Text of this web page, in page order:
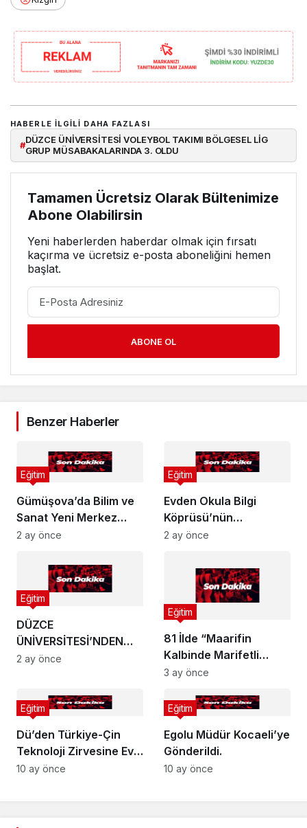
HABERLE ILGILI DAHA FAZLASI
#DÜZCE ÜNİVERSİTESİ VOLEYBOL TAKIMI BÖLGESEL LİG
GRUP MÜSABAKALARINDA 3. OLDU
Tamamen Ücretsiz Olarak Bültenimize
Abone Olabilirsin
Yeni haberlerden haberdar olmak için fırsatı
kaçırma ve ücretsiz e-posta aboneliğini hemen
başlat.
ABONE OL
Benzer Haberler
Gümüşova’da Bilim ve
Sanat Yeni Merkez
Kapılarını Açtı
Eğitim
2 ay önce
Evden Okula Bilgi
Köprüsü’nün
Şampiyonu Belli Oldu!
Eğitim
2 ay önce
DÜZCE
ÜNİVERSİTESİ’NDEN
DÜNYAYA YEŞİL
Eğitim
2 ay önce
81 İlde “Maarifin
Kalbinde Marifetli
Gençlik” Seferberliği
Eğitim
3 ay önce
Dü’den Türkiye-Çin
Teknoloji Zirvesine Ev
Sahipliği!
Eğitim
10 ay önce
Egolu Müdür Kocaeli’ye
Gönderildi.
Eğitim
10 ay önce